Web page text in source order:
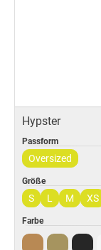
Hypster
Passform
Oversized
Größe
S L M XS
Farbe